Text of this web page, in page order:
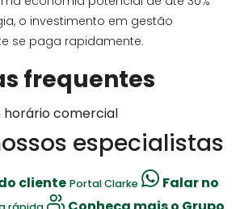
o investimento em gestão
se paga rapidamente.
frequentes
comercial
especialistas
cliente Portal Clarke
Falar no